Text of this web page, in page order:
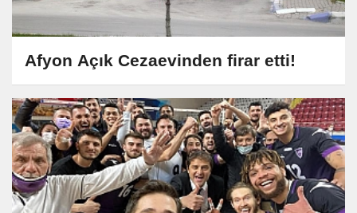
Afyon Açık Cezaevinden firar etti!